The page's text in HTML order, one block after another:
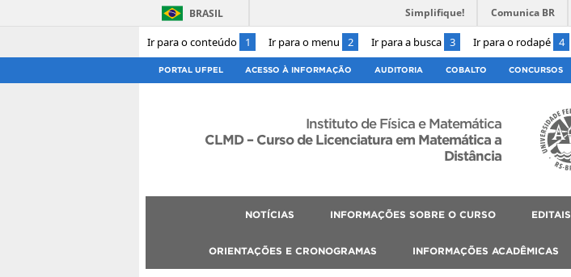
Ir para o conteúdo 1 Ir para o menu 2 Ir para a busca 3 Ir para o rodapé 4
BRASIL Simplifique! Comunica BR
PORTAL UFPEL ACESSO À INFORMAÇÃO AUDITORIA COBALTO CONCURSOS
Instituto de Física e Matemática
CLMD – Curso de Licenciatura em Matemática a
Distância
NOTÍCIAS INFORMAÇÕES SOBRE O CURSO EDITAIS
ORIENTAÇÕES E CRONOGRAMAS INFORMAÇÕES ACADÊMICAS